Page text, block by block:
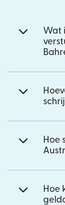
Wat
Hoe
Hoe